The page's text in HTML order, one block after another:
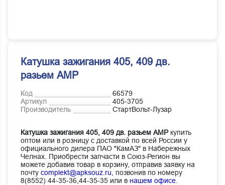
Катушка зажигания 405, 409 дв.
разьем АМР
Код
66579
Артикул
405-3705
Производитель
СтартВольт-Лузар
Катушка зажигания 405, 409 дв. разьем АМРкупить
оптом или в розницу с доставкой по всей России у
официального дилера ПАО "КамАЗ" в Набережных
Челнах. Приобрести запчасти в Союз-Регион вы
можете добавив товар в корзину, отправив заявку на
почту complekt@apksouz.ru,
позвонив по номеру
8(8552) 44-35-36,44-35-35 или в нашем офисе